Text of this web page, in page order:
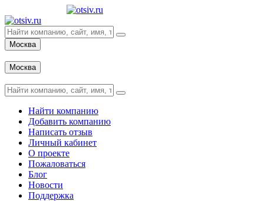
Москва
Москва
Найти компанию
Добавить компанию
Написать отзыв
Личный кабинет
О проекте
Пожаловаться
Блог
Новости
Поддержка